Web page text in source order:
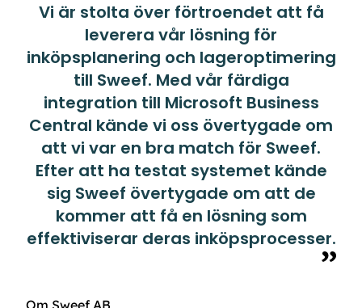
Vi är stolta över förtroendet att få
leverera vår lösning för
inköpsplanering och lageroptimering
till Sweef. Med vår färdiga
integration till Microsoft Business
Central kände vi oss övertygade om
att vi var en bra match för Sweef.
Efter att ha testat systemet kände
sig Sweef övertygade om att de
kommer att få en lösning som
effektiviserar deras inköpsprocesser.
Om Sweef AB